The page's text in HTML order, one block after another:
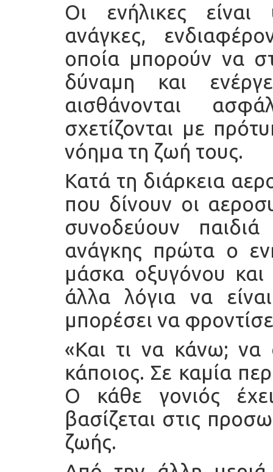
Οι ενήλικες είναι
ανάγκες,
οποία μπορούν να
δύναμη και
αισθάνονται
σχετίζονται με
νόημα τη ζωή τους.
Κατά τη διάρκεια
που δίνουν οι
συνοδεύουν
ανάγκης πρώτα ο
μάσκα οξυγόνου
άλλα λόγια να
μπορέσει να
«Και τι να κάνω;
κάποιος. Σε καμία
Ο κάθε γονιός
βασίζεται στις
ζωής.